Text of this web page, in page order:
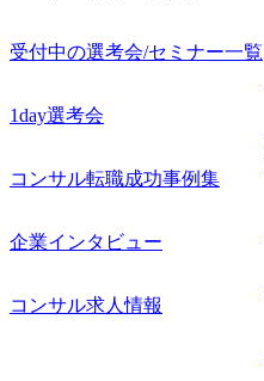
受付中の選考会/セミナー一覧
1day選考会
コンサル転職成功事例集
企業インタビュー
コンサル求人情報